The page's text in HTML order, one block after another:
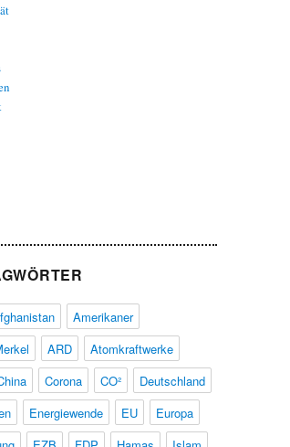
Amerikaner
ARD
Atomkraftwerke
Corona CO²
Deutschland
Energiewende EU
Europa